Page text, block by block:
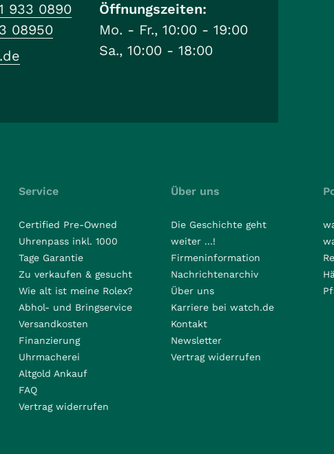
933 0890
08950
Öffnungszeiten:
Mo. - Fr., 10:00 - 19:00
Sa., 10:00 - 18:00
Service
Certified Pre-Owned
Uhrenpass inkl. 1000
Tage Garantie
Zu verkaufen & gesucht
Wie alt ist meine Rolex?
Abhol- und Bringservice
Versandkosten
Finanzierung
Uhrmacherei
Altgold Ankauf
FAQ
Vertrag widerrufen
Über uns
Die Geschichte geht
weiter ...!
Firmeninformation
Nachrichtenarchiv
Über uns
Karriere bei watch.de
Kontakt
Newsletter
Vertrag widerrufen